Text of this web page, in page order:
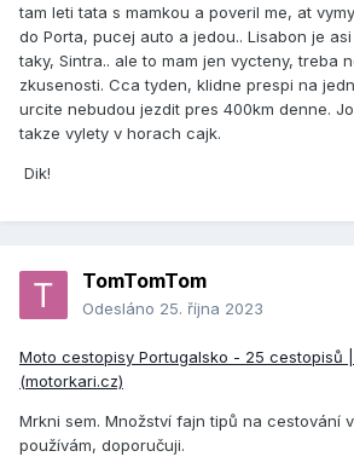
tam leti tata s mamkou a poveril me, at
do Porta, pucej auto a jedou.. Lisabon je
taky, Sintra.. ale to mam jen vycteny, treba
zkusenosti. Cca tyden, klidne prespi na
urcite nebudou jezdit pres 400km denne.
takze vylety v horach cajk.
Dik!
TomTomTom
Odesláno 25. října 2023
Moto cestopisy Portugalsko - 25 cestopisů
(motorkari.cz)
Mrkni sem. Množství fajn tipů na cestování
používám, doporučuji.